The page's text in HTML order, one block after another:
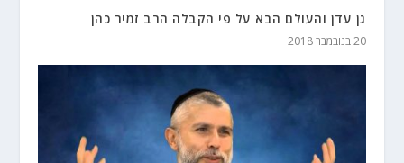
גן עדן והעולם הבא על פי הקבלה הרב זמיר כהן
20 בנובמבר 2018